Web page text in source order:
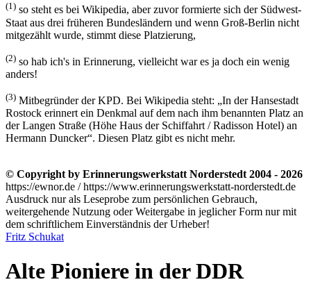
(1) so steht es bei Wikipedia, aber zuvor formierte sich der Südwest-
Staat aus drei früheren Bundesländern und wenn Groß-Berlin nicht
mitgezählt wurde, stimmt diese Platzierung,
(2) so hab ich's in Erinnerung, vielleicht war es ja doch ein wenig
anders!
(3) Mitbegründer der KPD. Bei Wikipedia steht:
In der Hansestadt
Rostock erinnert ein Denkmal auf dem nach ihm benannten Platz an
der Langen Straße (Höhe Haus der Schiffahrt / Radisson Hotel) an
Hermann Duncker . Diesen Platz gibt es nicht mehr.
© Copyright by Erinnerungswerkstatt Norderstedt 2004 - 2026
https://ewnor.de / https://www.erinnerungswerkstatt-norderstedt.de
Ausdruck nur als Leseprobe zum persönlichen Gebrauch,
weitergehende Nutzung oder Weitergabe in jeglicher Form nur mit
dem schriftlichem Einverständnis der Urheber!
Fritz Schukat
Alte Pioniere in der DDR